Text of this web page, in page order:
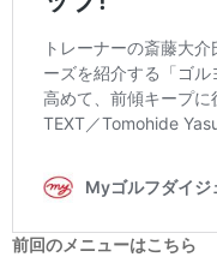
前回のメニューはこちら